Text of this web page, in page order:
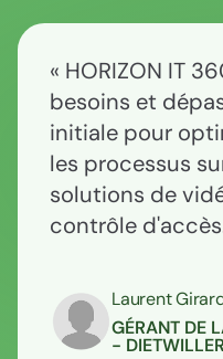
HORIZON IT
besoins et
initiale pour
les processus
solutions de
contrôle
Laurent
GÉRANT DE
-